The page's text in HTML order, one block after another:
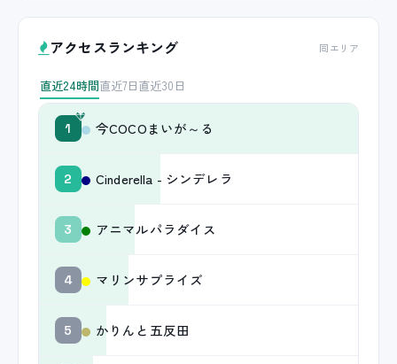
アクセスランキング 同エリア
直近24時間直近7日直近30日
1 今COCOまいが～る
2 Cinderella - シンデレラ
3 アニマルパラダイス
4 マリンサプライズ
5 かりんと五反田